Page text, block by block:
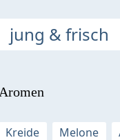
jung & frisch
Aromen
Kreide Melone